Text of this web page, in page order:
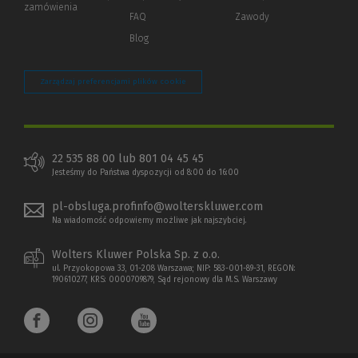
zamówienia
FAQ
Blog
Zawody
Zarządzaj preferencjami plików cookie
22 535 88 00 lub 801 04 45 45
Jesteśmy do Państwa dyspozycji od 8:00 do 16:00
pl-obsluga.profinfo@wolterskluwer.com
Na wiadomość odpowiemy możliwe jak najszybciej.
Wolters Kluwer Polska Sp. z o.o.
ul. Przyokopowa 33, 01-208 Warszawa; NIP: 583-001-89-31, REGON:
190610277, KRS: 0000709879, Sąd rejonowy dla M.S. Warszawy